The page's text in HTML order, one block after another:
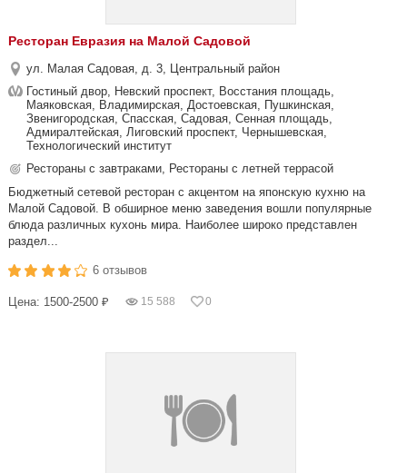
Ресторан Евразия на Малой Садовой
ул. Малая Садовая, д. 3, Центральный район
Гостиный двор, Невский проспект, Восстания площадь,
Маяковская, Владимирская, Достоевская, Пушкинская,
Звенигородская, Спасская, Садовая, Сенная площадь,
Адмиралтейская, Лиговский проспект, Чернышевская,
Технологический институт
Рестораны с завтраками, Рестораны с летней террасой
Бюджетный сетевой ресторан с акцентом на японскую кухню на
Малой Садовой. В обширное меню заведения вошли популярные
блюда различных кухонь мира. Наиболее широко представлен
раздел...
6 отзывов
Цена: 1500-2500 ₽ 15 588 0